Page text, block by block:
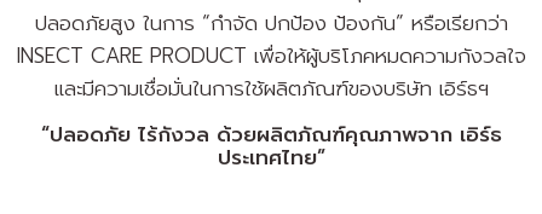
ปลอดภัยสูง ในการ “กำจัด ปกป้อง ป้องกัน” หรือเรียกว่า
INSECT CARE PRODUCT เพื่อให้ผู้บริโภคหมดความกังวลใจ
และมีความเชื่อมั่นในการใช้ผลิตภัณฑ์ของบริษัท เอิร์ธฯ
“ปลอดภัย ไร้กังวล ด้วยผลิตภัณฑ์คุณภาพจาก เอิร์ธ
ประเทศไทย”